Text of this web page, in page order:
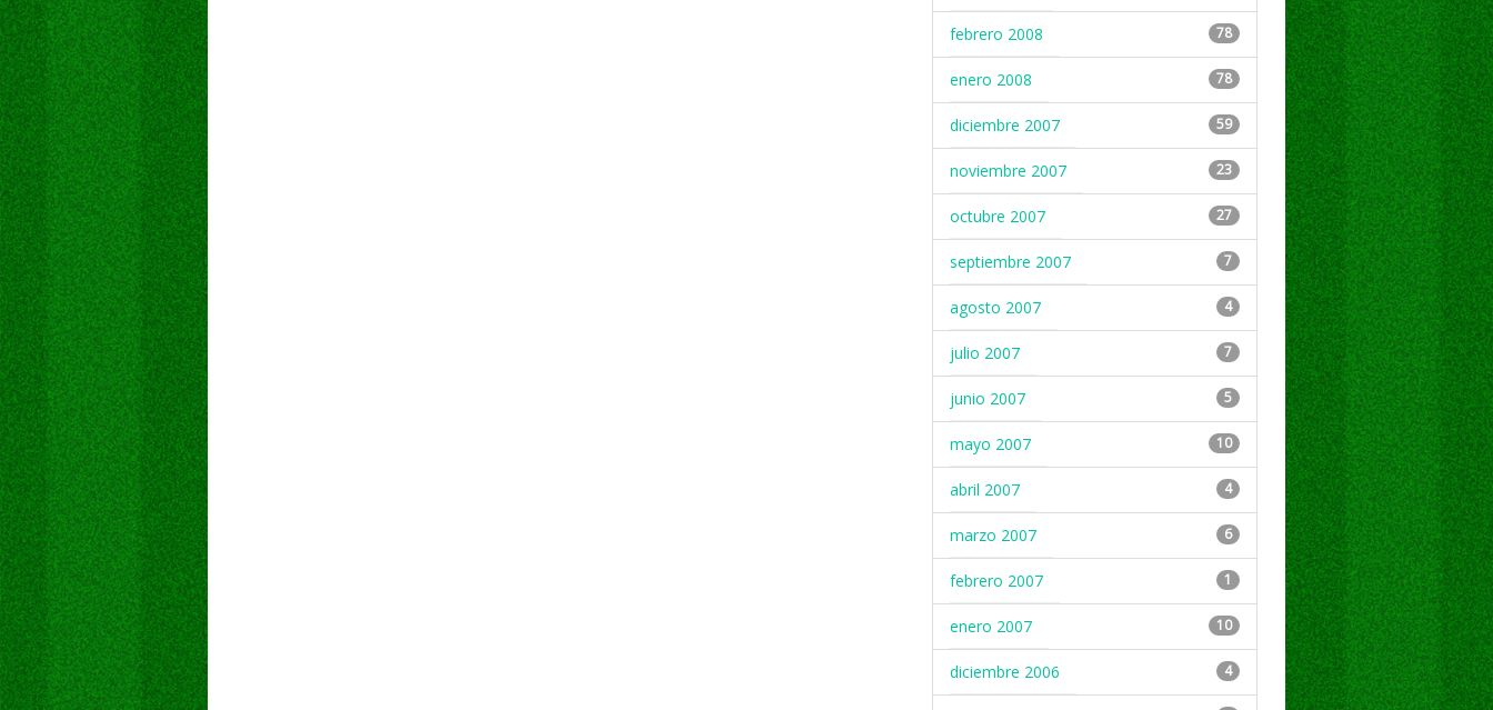
febrero 2008 78
enero 2008 78
diciembre 2007 59
noviembre 2007 23
octubre 2007 27
septiembre 2007 7
agosto 2007 4
julio 2007 7
junio 2007 5
mayo 2007 10
abril 2007 4
marzo 2007 6
febrero 2007 1
enero 2007 10
diciembre 2006 4